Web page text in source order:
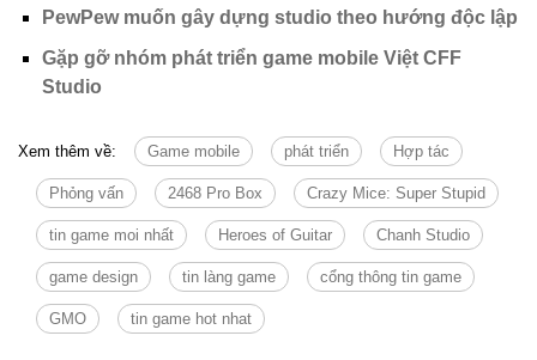
PewPew muốn gây dựng studio theo hướng độc lập
Gặp gỡ nhóm phát triển game mobile Việt CFF
Studio
Xem thêm về: Game mobile phát triển Hợp tác
Phỏng vấn 2468 Pro Box Crazy Mice: Super Stupid
tin game moi nhất Heroes of Guitar Chanh Studio
game design tin làng game cổng thông tin game
GMO tin game hot nhat